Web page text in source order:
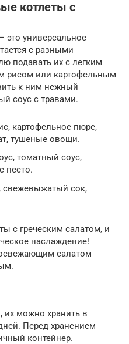
котлеты с
это универсальное
с разными
подавать их с легким
рисом или картофельным
к ним нежный
соус с травами.
картофельное пюре,
тушеные овощи.
томатный соус,
песто.
свежевыжатый сок,
с греческим салатом, и
наслаждение!
салатом
их можно хранить в
Перед хранением
контейнер.